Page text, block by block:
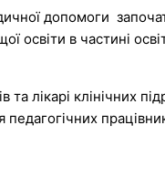
допомоги
освіти в частині
лікарі клінічних